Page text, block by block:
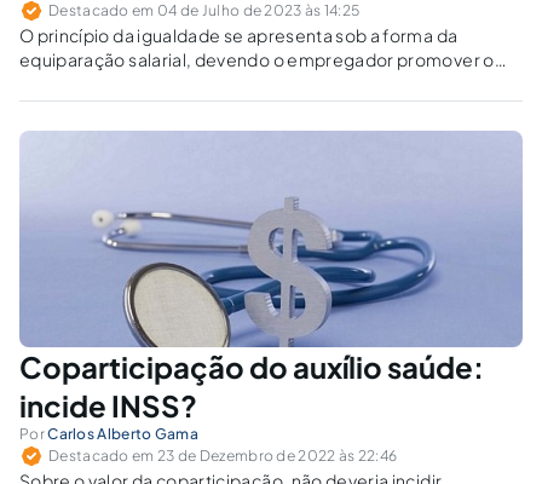
Destacado em 04 de Julho de 2023 às 14:25
O princípio da igualdade se apresenta sob a forma da
equiparação salarial, devendo o empregador promover o
desempenhem a mesma função, sem qualquer distinção de
cor, raça, gênero ou nacionalidade.
Coparticipação do auxílio saúde:
incide INSS?
PorCarlos Alberto Gama
Destacado em 23 de Dezembro de 2022 às 22:46